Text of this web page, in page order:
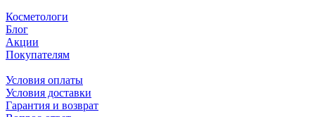
Косметологи
Блог
Акции
Покупателям
Условия оплаты
Условия доставки
Гарантия и возврат